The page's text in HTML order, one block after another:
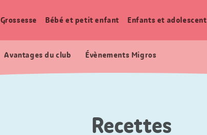
Grossesse Bébé et petit enfant Enfants et
Avantages du club Évènements Migros
Recettes